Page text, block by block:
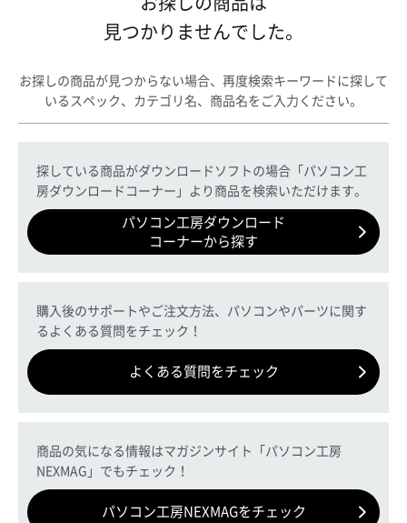
見つかりませんでした。
お探しの商品が見つからない場合、再度検索キーワードに探して
いるスペック、カテゴリ名、商品名をご入力ください。
探している商品がダウンロードソフトの場合「パソコン工
房ダウンロードコーナー」より商品を検索いただけます。
パソコン工房ダウンロード
コーナーから探す
購入後のサポートやご注文方法、パソコンやパーツに関す
るよくある質問をチェック！
よくある質問をチェック
商品の気になる情報はマガジンサイト「パソコン工房
NEXMAG」でもチェック！
パソコン工房NEXMAGをチェック